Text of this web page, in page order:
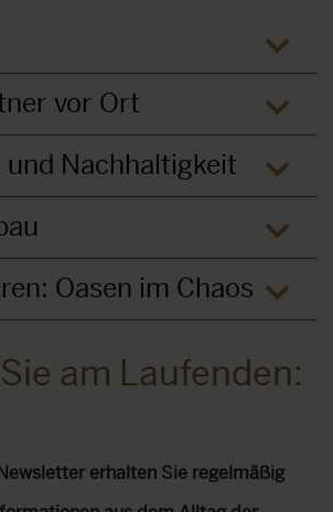
vor Ort
und Nachhaltigkeit
Oasen im Chaos
am Laufenden:
erhalten Sie regelmäßig